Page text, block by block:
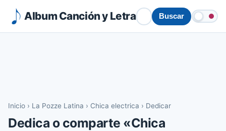
Album Canción y Letra Buscar
Inicio › La Pozze Latina › Chica electrica › Dedicar
Dedica o comparte «Chica